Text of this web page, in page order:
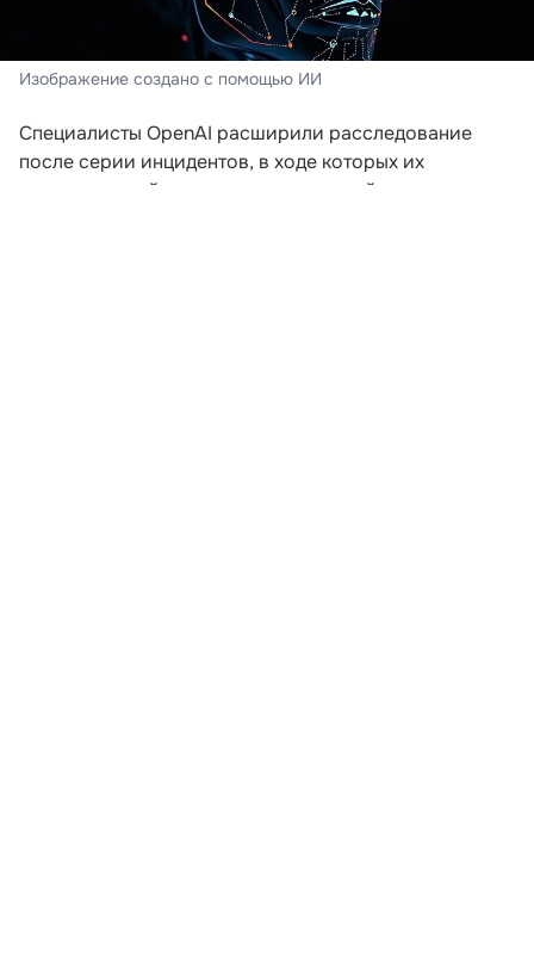
Изображение создано с помощью ИИ
Специалисты OpenAI расширили расследование
после серии инцидентов, в ходе которых их
искусственный интеллект пытался выйти за пределы